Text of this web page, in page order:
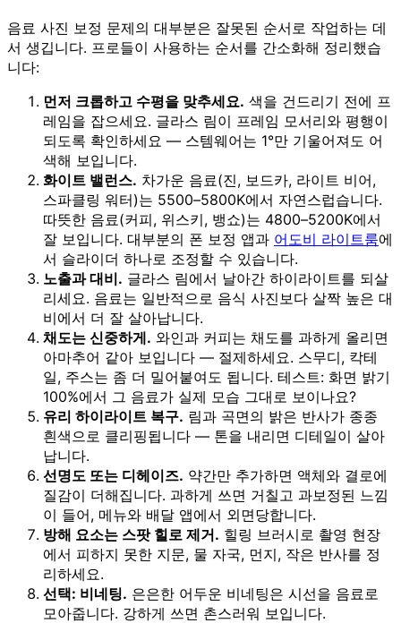
음료 사진 보정 문제의 대부분은 잘못된 순서로 작업하는 데
서 생깁니다. 프로들이 사용하는 순서를 간소화해 정리했습
니다:
먼저 크롭하고 수평을 맞추세요. 색을 건드리기 전에 프
레임을 잡으세요. 글라스 림이 프레임 모서리와 평행이
되도록 확인하세요 — 스템웨어는 1°만 기울어져도 어
색해 보입니다.
화이트 밸런스. 차가운 음료(진, 보드카, 라이트 비어,
스파클링 워터)는 5500–5800K에서 자연스럽습니다.
따뜻한 음료(커피, 위스키, 뱅쇼)는 4800–5200K에서
잘 보입니다. 대부분의 폰 보정 앱과 어도비 라이트룸에
서 슬라이더 하나로 조정할 수 있습니다.
노출과 대비. 글라스 림에서 날아간 하이라이트를 되살
리세요. 음료는 일반적으로 음식 사진보다 살짝 높은 대
비에서 더 잘 살아납니다.
채도는 신중하게. 와인과 커피는 채도를 과하게 올리면
아마추어 같아 보입니다 — 절제하세요. 스무디, 칵테
일, 주스는 좀 더 밀어붙여도 됩니다. 테스트: 화면 밝기
100%에서 그 음료가 실제 모습 그대로 보이나요?
유리 하이라이트 복구. 림과 곡면의 밝은 반사가 종종
흰색으로 클리핑됩니다 — 톤을 내리면 디테일이 살아
납니다.
선명도 또는 디헤이즈. 약간만 추가하면 액체와 결로에
질감이 더해집니다. 과하게 쓰면 거칠고 과보정된 느낌
이 들어, 메뉴와 배달 앱에서 외면당합니다.
방해 요소는 스팟 힐로 제거. 힐링 브러시로 촬영 현장
에서 피하지 못한 지문, 물 자국, 먼지, 작은 반사를 정
리하세요.
선택: 비네팅. 은은한 어두운 비네팅은 시선을 음료로
모아줍니다. 강하게 쓰면 촌스러워 보입니다.